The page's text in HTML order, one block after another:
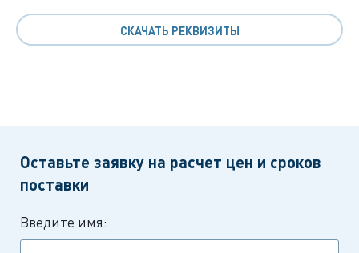
СКАЧАТЬ РЕКВИЗИТЫ
Оставьте заявку на расчет цен и сроков
поставки
Введите имя: